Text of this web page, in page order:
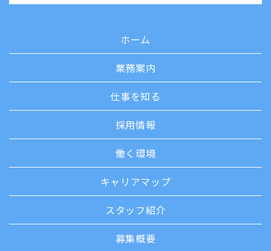
ホーム
業務案内
仕事を知る
採用情報
働く環境
キャリアマップ
スタッフ紹介
募集概要